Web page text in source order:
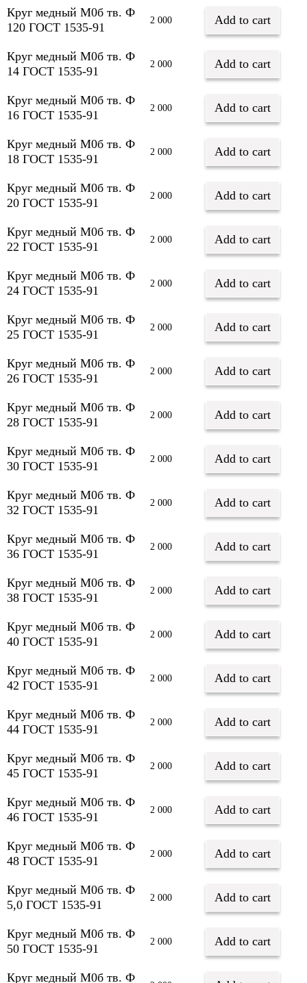
Круг медный М0б тв. Ф
120 ГОСТ 1535-91
2 000 Add to cart
Круг медный М0б тв. Ф
14 ГОСТ 1535-91
2 000 Add to cart
Круг медный М0б тв. Ф
16 ГОСТ 1535-91
2 000 Add to cart
Круг медный М0б тв. Ф
18 ГОСТ 1535-91
2 000 Add to cart
Круг медный М0б тв. Ф
20 ГОСТ 1535-91
2 000 Add to cart
Круг медный М0б тв. Ф
22 ГОСТ 1535-91
2 000 Add to cart
Круг медный М0б тв. Ф
24 ГОСТ 1535-91
2 000 Add to cart
Круг медный М0б тв. Ф
25 ГОСТ 1535-91
2 000 Add to cart
Круг медный М0б тв. Ф
26 ГОСТ 1535-91
2 000 Add to cart
Круг медный М0б тв. Ф
28 ГОСТ 1535-91
2 000 Add to cart
Круг медный М0б тв. Ф
30 ГОСТ 1535-91
2 000 Add to cart
Круг медный М0б тв. Ф
32 ГОСТ 1535-91
2 000 Add to cart
Круг медный М0б тв. Ф
36 ГОСТ 1535-91
2 000 Add to cart
Круг медный М0б тв. Ф
38 ГОСТ 1535-91
2 000 Add to cart
Круг медный М0б тв. Ф
40 ГОСТ 1535-91
2 000 Add to cart
Круг медный М0б тв. Ф
42 ГОСТ 1535-91
2 000 Add to cart
Круг медный М0б тв. Ф
44 ГОСТ 1535-91
2 000 Add to cart
Круг медный М0б тв. Ф
45 ГОСТ 1535-91
2 000 Add to cart
Круг медный М0б тв. Ф
46 ГОСТ 1535-91
2 000 Add to cart
Круг медный М0б тв. Ф
48 ГОСТ 1535-91
2 000 Add to cart
Круг медный М0б тв. Ф
5,0 ГОСТ 1535-91
2 000 Add to cart
Круг медный М0б тв. Ф
50 ГОСТ 1535-91
2 000 Add to cart
Круг медный М0б тв. Ф